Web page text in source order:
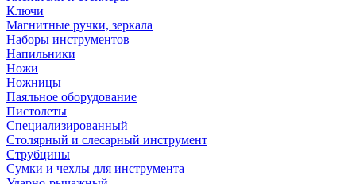
Ключи
Магнитные ручки, зеркала
Наборы инструментов
Напильники
Ножи
Ножницы
Паяльное оборудование
Пистолеты
Специализированный
Столярный и слесарный инструмент
Струбцины
Сумки и чехлы для инструмента